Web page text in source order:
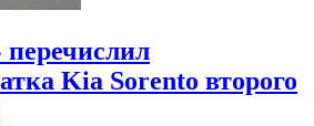
перечислил
Kia Sorento второго